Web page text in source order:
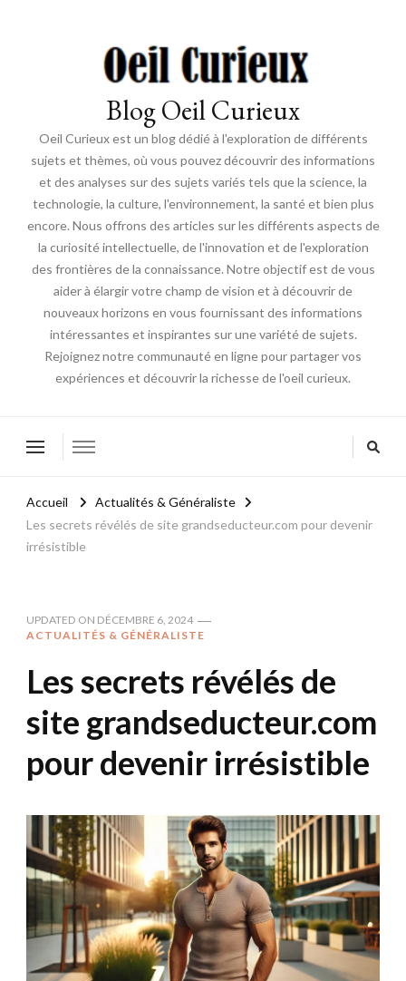
Blog Oeil Curieux
Oeil Curieux est un blog dédié à l'exploration de différents
sujets et thèmes, où vous pouvez découvrir des informations
et des analyses sur des sujets variés tels que la science, la
technologie, la culture, l'environnement, la santé et bien plus
encore. Nous offrons des articles sur les différents aspects de
la curiosité intellectuelle, de l'innovation et de l'exploration
des frontières de la connaissance. Notre objectif est de vous
aider à élargir votre champ de vision et à découvrir de
nouveaux horizons en vous fournissant des informations
intéressantes et inspirantes sur une variété de sujets.
Rejoignez notre communauté en ligne pour partager vos
expériences et découvrir la richesse de l'oeil curieux.
Accueil
Actualités & Généraliste
Les secrets révélés de site grandseducteur.com pour devenir
irrésistible
UPDATED ON DÉCEMBRE 6, 2024
ACTUALITÉS & GÉNÉRALISTE
Les secrets révélés de
site grandseducteur.com
pour devenir irrésistible